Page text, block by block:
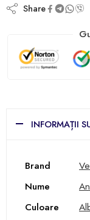
Share
INFORMAȚII
Brand
Nume
Culoare